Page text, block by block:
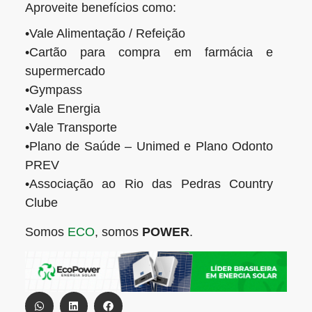
Aproveite benefícios como:
•Vale Alimentação / Refeição
•Cartão para compra em farmácia e
supermercado
•Gympass
•Vale Energia
•Vale Transporte
•Plano de Saúde – Unimed e Plano Odonto
PREV
•Associação ao Rio das Pedras Country
Clube
Somos ECO, somos POWER.